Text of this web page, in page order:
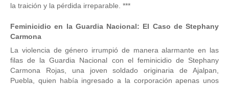
la traición y la pérdida irreparable. ***
Feminicidio en la Guardia Nacional: El Caso de Stephany
Carmona
La violencia de género irrumpió de manera alarmante en las
filas de la Guardia Nacional con el feminicidio de Stephany
Carmona Rojas, una joven soldado originaria de Ajalpan,
Puebla, quien había ingresado a la corporación apenas unos